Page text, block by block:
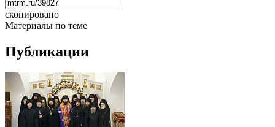
скопировано
Материалы по теме
Публикации